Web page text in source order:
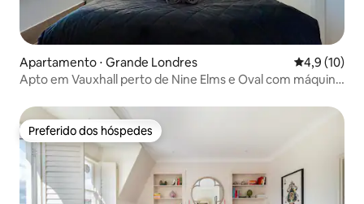
Apartamento ⋅ Grande Londres 4,9 de uma
4,9 (10)
Apto em Vauxhall perto de Nine Elms e Oval com máquina
Preferido dos hóspedes
Preferido dos hóspedes